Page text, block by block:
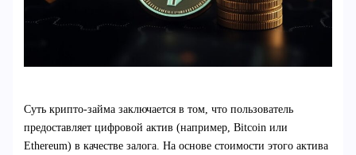
Суть крипто-займа заключается в том, что пользователь
предоставляет цифровой актив (например, Bitcoin или
Ethereum) в качестве залога. На основе стоимости этого актива